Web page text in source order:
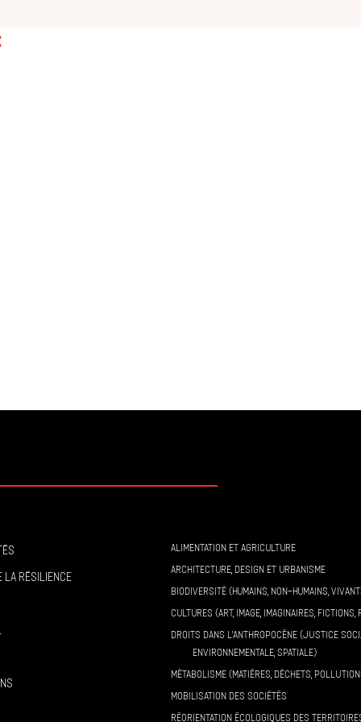
la résilience
ALIMENTATION ET AGRICULTURE
ARCHITECTURE, DESIGN ET URBANISME
BIODIVERSITÉ (HUMAINS, NON-HUMAINS,
CULTURES (ART, IMAGE, IMAGINAIRES, FICTIONS,
DROITS DANS L’ANTHROPOCÈNE (JUSTICE
ENVIRONNEMENTALE, SPATIALE)
MÉTABOLISME (MATIÈRES, DÉCHETS,
MOBILISATION DES SOCIÉTÉS
RÉORIENTATION ÉCOLOGIQUES DES